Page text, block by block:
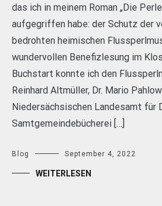
das ich in meinem Roman „Die
aufgegriffen habe: der Schutz der
bedrohten heimischen
wundervollen Benefizlesung im
Buchstart konnte ich den
Reinhard Altmüller, Dr. Mario
Niedersächsischen Landesamt für
Samtgemeindebücherei […]
Blog September 4, 2022
WEITERLESEN